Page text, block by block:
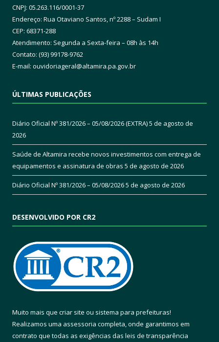
CNPJ: 05.263.116/0001-37
Endereço: Rua Otaviano Santos, nº 2288 – Sudam I
CEP: 68371-288
Atendimento: Segunda a Sexta-feira – 08h às 14h
Contato: (93) 99178-9762
E-mail: ouvidoriageral@altamira.pa.gov.br
ÚLTIMAS PUBLICAÇÕES
Diário Oficial Nº 381/2026 – 05/08/2026 (EXTRA)5 de agosto de
2026
Saúde de Altamira recebe novos investimentos com entrega de
equipamentos e assinatura de obras 5 de agosto de 2026
Diário Oficial Nº 381/2026 – 05/08/20265 de agosto de 2026
DESENVOLVIDO POR CR2
Muito mais que criar site ou sistema para prefeituras!
Realizamos uma assessoria completa, onde garantimos em
contrato que todas as exigências das leis de transparência